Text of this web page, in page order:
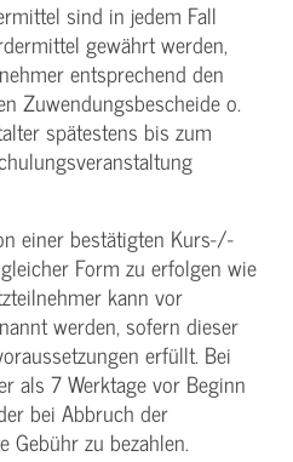
sind in jedem Fall
gewährt werden,
entsprechend den
Zuwendungs­bescheide o.
spätestens bis zum
einer bestätigten Kurs-/­
Form zu erfolgen wie
kann vor
werden, sofern dieser
erfüllt. Bei
als 7 Werktage vor Beginn
bei Abbruch der
Gebühr zu bezahlen.